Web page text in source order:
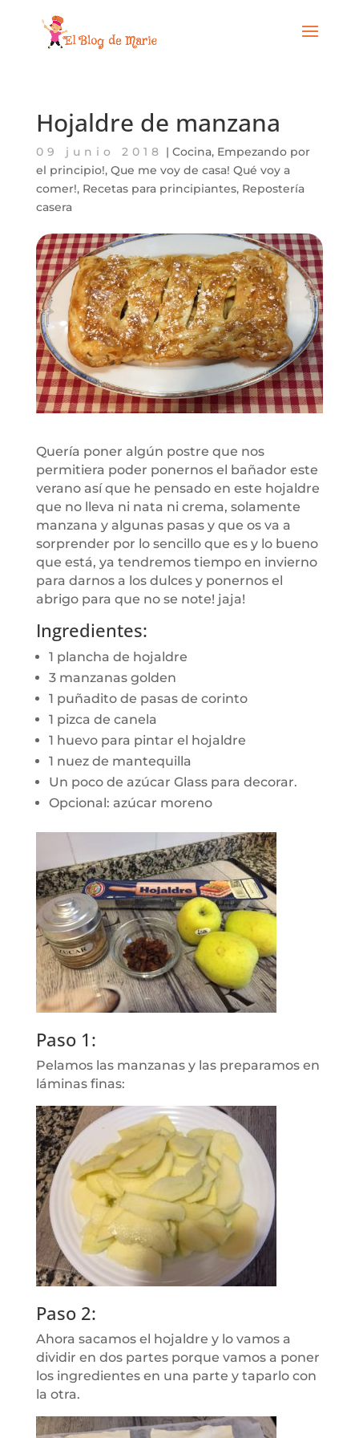
Hojaldre de manzana
09 junio 2018 | Cocina, Empezando por
el principio!, Que me voy de casa! Qué voy a
comer!, Recetas para principiantes, Repostería
casera
Quería poner algún postre que nos
permitiera poder ponernos el bañador este
verano así que he pensado en este hojaldre
que no lleva ni nata ni crema, solamente
manzana y algunas pasas y que os va a
sorprender por lo sencillo que es y lo bueno
que está, ya tendremos tiempo en invierno
para darnos a los dulces y ponernos el
abrigo para que no se note! jaja!
Ingredientes:
1 plancha de hojaldre
3 manzanas golden
1 puñadito de pasas de corinto
1 pizca de canela
1 huevo para pintar el hojaldre
1 nuez de mantequilla
Un poco de azúcar Glass para decorar.
Opcional: azúcar moreno
Paso 1:
Pelamos las manzanas y las preparamos en
láminas finas:
Paso 2:
Ahora sacamos el hojaldre y lo vamos a
dividir en dos partes porque vamos a poner
los ingredientes en una parte y taparlo con
la otra.